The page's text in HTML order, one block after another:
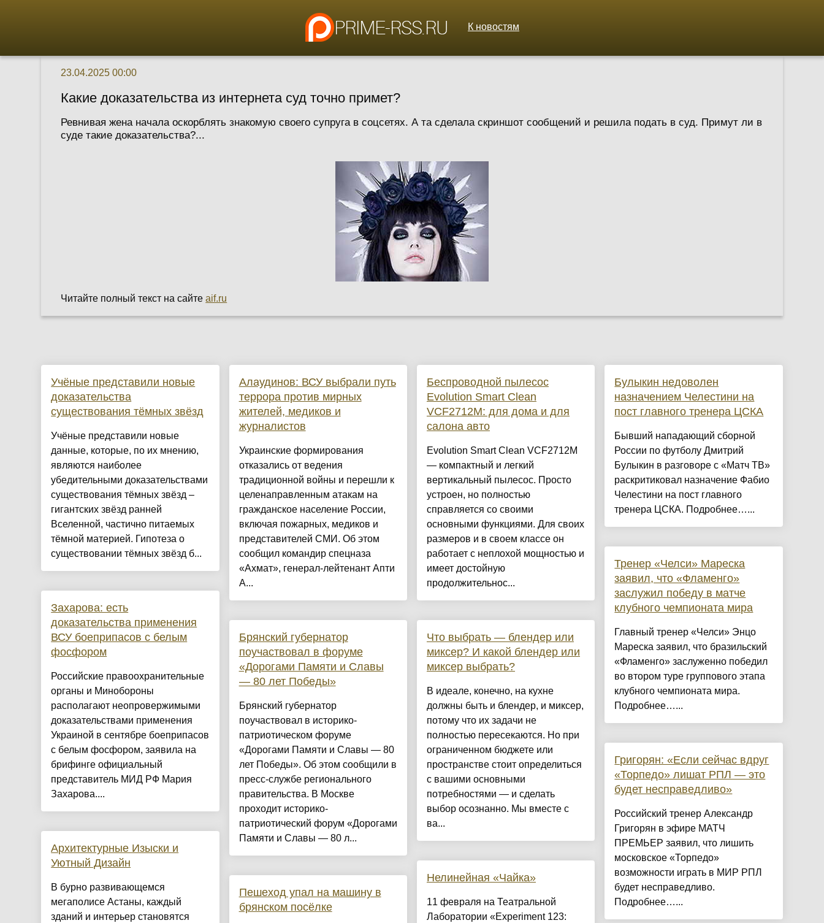
К новостям
23.04.2025 00:00
Какие доказательства из интернета суд точно примет?
Ревнивая жена начала оскорблять знакомую своего супруга в соцсетях. А та сделала скриншот сообщений и решила подать в суд. Примут ли в
суде такие доказательства?...
Читайте полный текст на сайтеaif.ru
Учёные представили новые
доказательства
существования тёмных звёзд
Учёные представили новые
данные, которые, по их мнению,
являются наиболее
убедительными доказательствами
существования тёмных звёзд –
гигантских звёзд ранней
Вселенной, частично питаемых
тёмной материей. Гипотеза о
существовании тёмных звёзд б...
Захарова: есть
доказательства применения
ВСУ боеприпасов с белым
фосфором
Российские правоохранительные
органы и Минобороны
располагают неопровержимыми
доказательствами применения
Украиной в сентябре боеприпасов
с белым фосфором, заявила на
брифинге официальный
представитель МИД РФ Мария
Захарова....
Архитектурные Изыски и
Уютный Дизайн
​В бурно развивающемся
мегаполисе Астаны, каждый
зданий и интерьер становятся
Алаудинов: ВСУ выбрали путь
террора против мирных
жителей, медиков и
журналистов
Украинские формирования
отказались от ведения
традиционной войны и перешли к
целенаправленным атакам на
гражданское население России,
включая пожарных, медиков и
представителей СМИ. Об этом
сообщил командир спецназа
«Ахмат», генерал-лейтенант Апти
А...
Брянский губернатор
поучаствовал в форуме
«Дорогами Памяти и Славы
— 80 лет Победы»
Брянский губернатор
поучаствовал в историко-
патриотическом форуме
«Дорогами Памяти и Славы — 80
лет Победы». Об этом сообщили в
пресс-службе регионального
правительства. В Москве
проходит историко-
патриотический форум «Дорогами
Памяти и Славы — 80 л...
Пешеход упал на машину в
брянском посёлке
Беспроводной пылесос
Evolution Smart Clean
VCF2712M: для дома и для
салона авто
Evolution Smart Clean VCF2712M
— компактный и легкий
вертикальный пылесос. Просто
устроен, но полностью
справляется со своими
основными функциями. Для своих
размеров и в своем классе он
работает с неплохой мощностью и
имеет достойную
продолжительнос...
Что выбрать — блендер или
миксер? И какой блендер или
миксер выбрать?
В идеале, конечно, на кухне
должны быть и блендер, и миксер,
потому что их задачи не
полностью пересекаются. Но при
ограниченном бюджете или
пространстве стоит определиться
с вашими основными
потребностями — и сделать
выбор осознанно. Мы вместе с
ва...
Нелинейная «Чайка»
11 февраля на Театральной
Лаборатории «Experiment 123:
Булыкин недоволен
назначением Челестини на
пост главного тренера ЦСКА
Бывший нападающий сборной
России по футболу Дмитрий
Булыкин в разговоре с «Матч ТВ»
раскритиковал назначение Фабио
Челестини на пост главного
тренера ЦСКА. Подробнее…...
Тренер «Челси» Мареска
заявил, что «Фламенго»
заслужил победу в матче
клубного чемпионата мира
Главный тренер «Челси» Энцо
Мареска заявил, что бразильский
«Фламенго» заслуженно победил
во втором туре группового этапа
клубного чемпионата мира.
Подробнее…...
Григорян: «Если сейчас вдруг
«Торпедо» лишат РПЛ — это
будет несправедливо»
Российский тренер Александр
Григорян в эфире МАТЧ
ПРЕМЬЕР заявил, что лишить
московское «Торпедо»
возможности играть в МИР РПЛ
будет несправедливо.
Подробнее…...